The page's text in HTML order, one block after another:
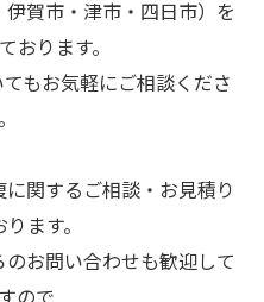
賀市・津市・四日市）を
おります。
もお気軽にご相談くださ
関するご相談・お見積り
ます。
お問い合わせも歓迎して